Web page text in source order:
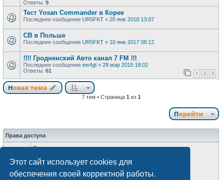
Этот сайт использует cookies для
обеспечения своей корректной работы.
Ответы: 9
Тест Yosan Commander в Корее
Последнее сообщение UR5FKT « 20 янв 2018 13:07
CB в Польше
Последнее сообщение UR5FKT « 10 янв 2017 08:12
!!!! Гродненский Авто канал 7 FM !!!
Последнее сообщение ew4gt « 28 мар 2015 18:02
Ответы: 61 1 2 3
Новая тема
7 тем • Страница 1 из 1
Перейти
Права доступа
Выне можетеначинать темы
Выне можетередактировать свои сообщения
Выне можетедобавлять вложения